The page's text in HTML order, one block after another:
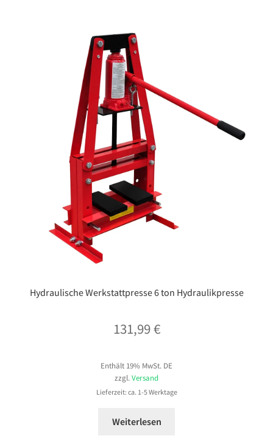
Hydraulische Werkstattpresse 6 ton Hydraulikpresse
131,99€
Enthält 19% MwSt. DE
zzgl.Versand
Lieferzeit: ca. 1-5 Werktage
Weiterlesen